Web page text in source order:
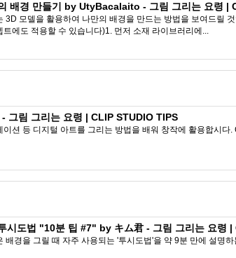
배경 만들기 by UtyBacalaito - 그림 그리는 요령 |
3D 모델을 활용하여 나만의 배경을 만드는 방법을 보여드릴
에도 적용할 수 있습니다)1. 먼저 소재 라이브러리에...
그림 그리는 요령 | CLIP STUDIO TIPS
션 등 디지털 아트를 그리는 방법을 배워 창작에 활용합시
시도법 "10분 팁 #7" by キム君 - 그림 그리는 요령 |
배경을 그릴 때 자주 사용되는 '투시도법'을 약 9분 만에 설명